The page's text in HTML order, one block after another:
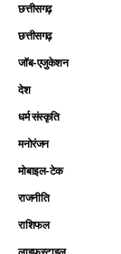
छत्तीसगढ़
छत्तीसगढ़
जॉब-एजुकेशन
देश
धर्म संस्कृति
मनोरंजन
मोबाइल-टेक
राजनीति
राशिफल